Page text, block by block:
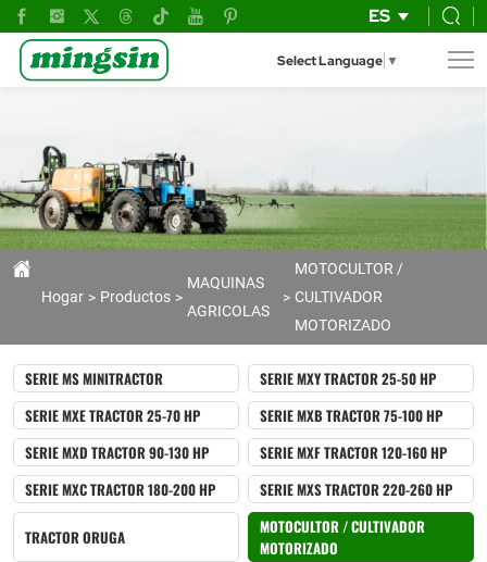
ES
Select Language ▼
GT150A
Hogar Productos
MAQUINAS
AGRICOLAS
MOTOCULTOR /
CULTIVADOR
MOTORIZADO
SERIE MS MINITRACTOR
SERIE MXY TRACTOR 25-50 HP
SERIE MXE TRACTOR 25-70 HP
SERIE MXB TRACTOR 75-100 HP
SERIE MXD TRACTOR 90-130 HP
SERIE MXF TRACTOR 120-160 HP
SERIE MXC TRACTOR 180-200 HP
SERIE MXS TRACTOR 220-260 HP
TRACTOR ORUGA
MOTOCULTOR / CULTIVADOR
MOTORIZADO